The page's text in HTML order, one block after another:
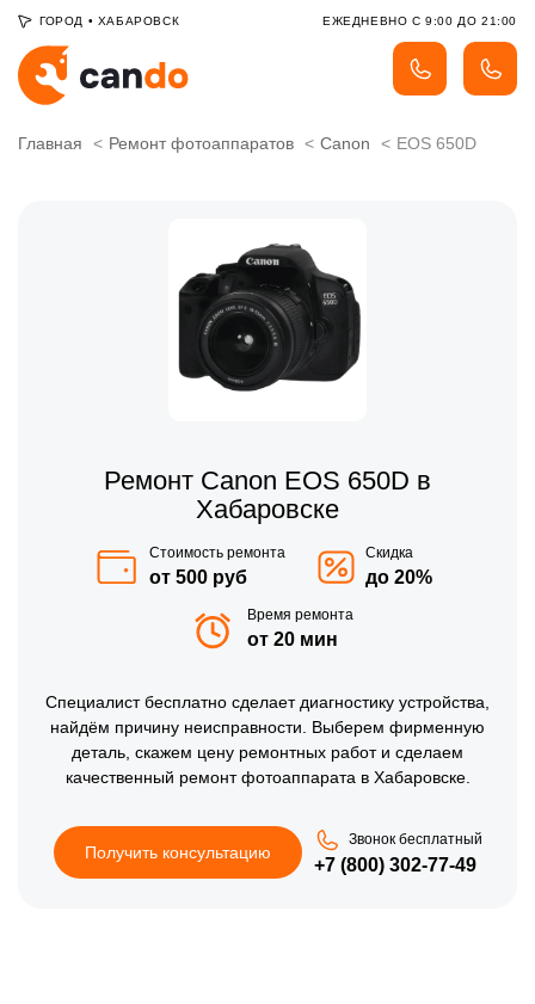
ГОРОД • ХАБАРОВСК ЕЖЕДНЕВНО С 9:00 ДО 21:00
Главная Ремонт фотоаппаратов Canon EOS 650D
Ремонт Canon EOS 650D в
Хабаровске
Стоимость ремонта
от 500 руб
Скидка
до 20%
Время ремонта
от 20 мин
Специалист бесплатно сделает диагностику устройства,
найдём причину неисправности. Выберем фирменную
деталь, скажем цену ремонтных работ и сделаем
качественный ремонт фотоаппарата в Хабаровске.
Получить консультацию
Звонок бесплатный
+7 (800) 302-77-49